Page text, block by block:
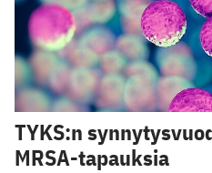
TYKS:n
MRSA-tapauksia